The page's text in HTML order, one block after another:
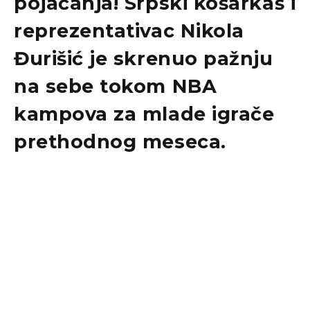
reprezentativac Nikola
Đurišić je skrenuo pažnju
na sebe tokom NBA
kampova za mlade igrače
prethodnog meseca.